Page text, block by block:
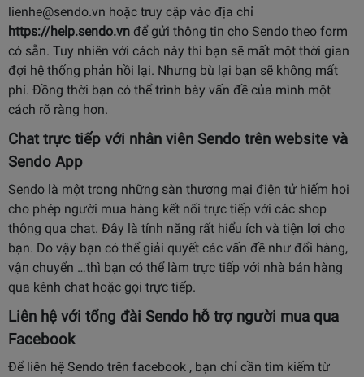
lienhe@sendo.vn hoặc truy cập vào địa chỉ
https://help.sendo.vn để gửi thông tin cho Sendo theo form
có sẵn. Tuy nhiên với cách này thì bạn sẽ mất một thời gian
đợi hệ thống phản hồi lại. Nhưng bù lại bạn sẽ không mất
phí. Đồng thời bạn có thể trình bày vấn đề của mình một
cách rõ ràng hơn.
Chat trực tiếp với nhân viên Sendo trên website và
Sendo App
Sendo là một trong những sàn thương mại điện tử hiếm hoi
cho phép người mua hàng kết nối trực tiếp với các shop
thông qua chat. Đây là tính năng rất hiểu ích và tiện lợi cho
bạn. Do vậy bạn có thể giải quyết các vấn đề như đổi hàng,
vận chuyển …thì bạn có thể làm trực tiếp với nhà bán hàng
qua kênh chat hoặc gọi trực tiếp.
Liên hệ với tổng đài Sendo hỗ trợ người mua qua
Facebook
Để liên hệ Sendo trên facebook , bạn chỉ cần tìm kiếm từ